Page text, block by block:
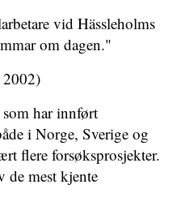
vid Hässleholms
om dagen."
har innført
i Norge, Sverige og
flere forsøksprosjekter.
de mest kjente